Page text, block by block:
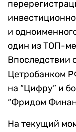
и
один из ТОП-
Впоследствии
Цетробанком
на “Цифру” и
“Фридом
На текущий